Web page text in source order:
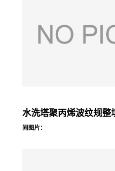
水洗塔聚丙烯波纹规整
间图片：